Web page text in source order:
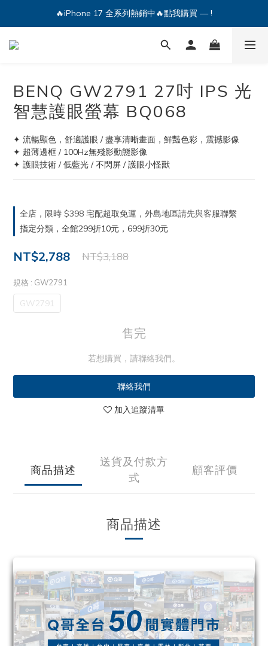
🔥iPhone 17 全系列熱銷中🔥點我購買 — !
🔥iPhone 17 全系列熱銷中🔥點我購買 — !
💕加入Q哥 Line 新好友領優惠券！🎫
BENQ GW2791 27吋 IPS 光
智慧護眼螢幕 BQ068
✦ 流暢顯色，舒適護眼 / 盡享清晰畫面，鮮豔色彩，震撼影像
✦ 超薄邊框 / 100Hz無殘影動態影像
✦ 護眼技術 / 低藍光 / 不閃屏 / 護眼小怪獸
全店，限時 $398 宅配超取免運，外島地區請先與客服聯繫
指定分類，全館299折10元，699折30元
NT$2,788 NT$3,188
規格 : GW2791
GW2791
售完
若想購買，請聯絡我們。
聯絡我們
加入追蹤清單
商品描述
送貨及付款方
式
顧客評價
商品描述